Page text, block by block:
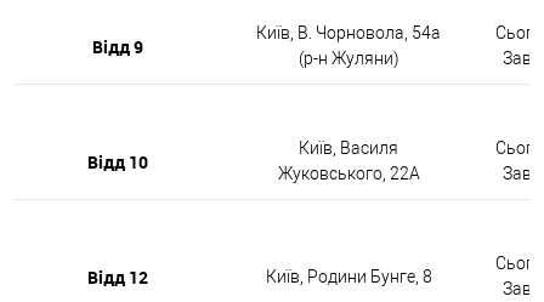
Відд 9
Київ, В. Чорновола, 54а
(р-н Жуляни)
Відд 10
Київ, Василя
Жуковського, 22А
Відд 12 Київ, Родини Бунге, 8